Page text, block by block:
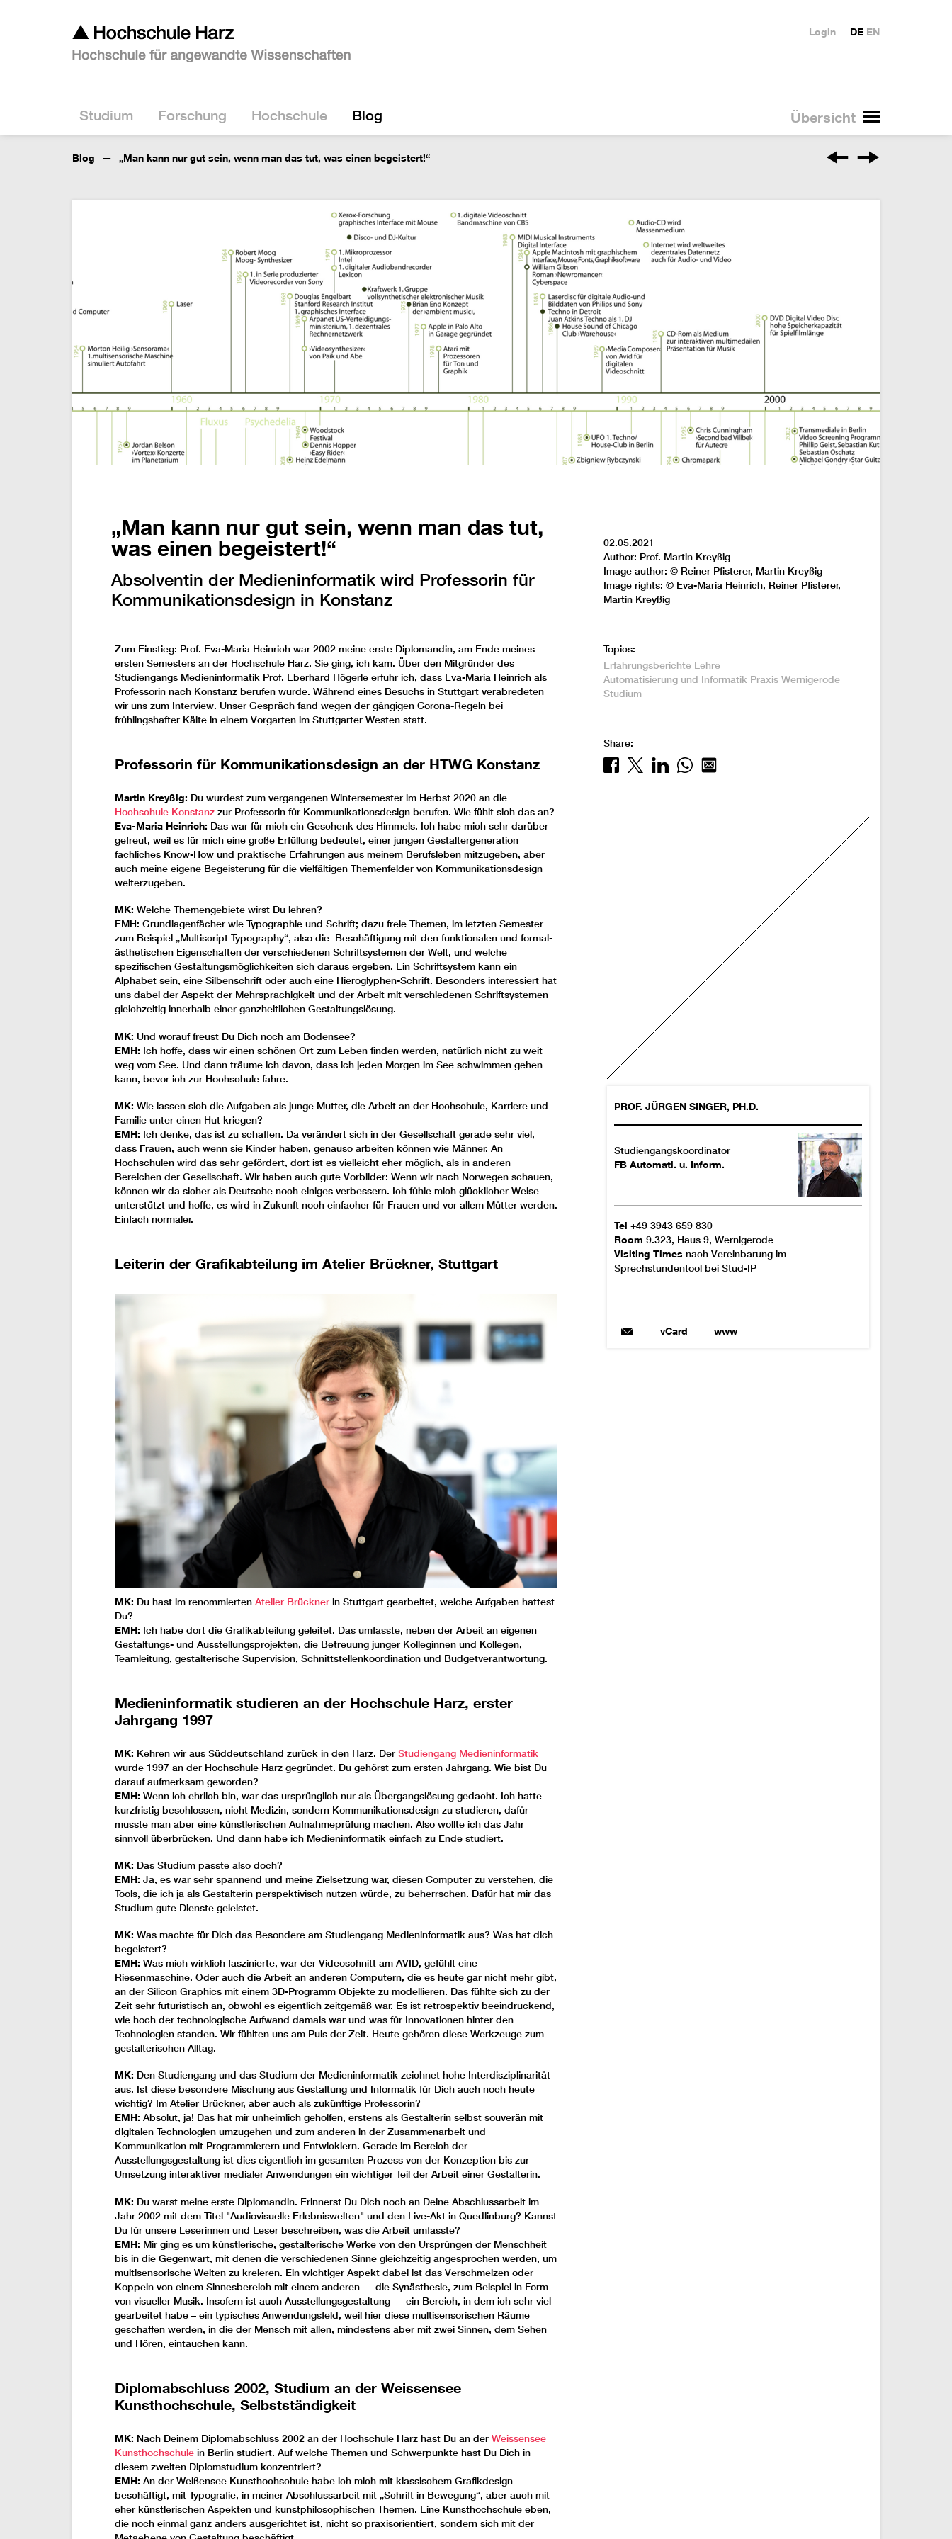
Übersicht
Studium Forschung Hochschule Blog
DE EN
Login
Blog „Man kann nur gut sein, wenn man das tut, was einen begeistert!“
„Man kann nur gut sein, wenn man das tut,
was einen begeistert!“
Absolventin der Medieninformatik wird Professorin für
Kommunikationsdesign in Konstanz
Zum Einstieg: Prof. Eva-Maria Heinrich war 2002 meine erste Diplomandin, am Ende meines
ersten Semesters an der Hochschule Harz. Sie ging, ich kam. Über den Mitgründer des
Studiengangs Medieninformatik Prof. Eberhard Högerle erfuhr ich, dass Eva-Maria Heinrich als
Professorin nach Konstanz berufen wurde. Während eines Besuchs in Stuttgart verabredeten
wir uns zum Interview. Unser Gespräch fand wegen der gängigen Corona-Regeln bei
frühlingshafter Kälte in einem Vorgarten im Stuttgarter Westen statt.
Professorin für Kommunikationsdesign an der HTWG Konstanz
Martin Kreyßig: Du wurdest zum vergangenen Wintersemester im Herbst 2020 an die
Hochschule Konstanz zur Professorin für Kommunikationsdesign berufen. Wie fühlt sich das an?
Eva-Maria Heinrich: Das war für mich ein Geschenk des Himmels. Ich habe mich sehr darüber
gefreut, weil es für mich eine große Erfüllung bedeutet, einer jungen Gestaltergeneration
fachliches Know-How und praktische Erfahrungen aus meinem Berufsleben mitzugeben, aber
auch meine eigene Begeisterung für die vielfältigen Themenfelder von Kommunikationsdesign
weiterzugeben.
MK: Welche Themengebiete wirst Du lehren?
EMH: Grundlagenfächer wie Typographie und Schrift; dazu freie Themen, im letzten Semester
zum Beispiel „Multiscript Typography“, also die Beschäftigung mit den funktionalen und formal-
ästhetischen Eigenschaften der verschiedenen Schriftsystemen der Welt, und welche
spezifischen Gestaltungsmöglichkeiten sich daraus ergeben. Ein Schriftsystem kann ein
Alphabet sein, eine Silbenschrift oder auch eine Hieroglyphen-Schrift. Besonders interessiert hat
uns dabei der Aspekt der Mehrsprachigkeit und der Arbeit mit verschiedenen Schriftsystemen
gleichzeitig innerhalb einer ganzheitlichen Gestaltungslösung.
MK: Und worauf freust Du Dich noch am Bodensee?
EMH: Ich hoffe, dass wir einen schönen Ort zum Leben finden werden, natürlich nicht zu weit
weg vom See. Und dann träume ich davon, dass ich jeden Morgen im See schwimmen gehen
kann, bevor ich zur Hochschule fahre.
MK: Wie lassen sich die Aufgaben als junge Mutter, die Arbeit an der Hochschule, Karriere und
Familie unter einen Hut kriegen?
EMH: Ich denke, das ist zu schaffen. Da verändert sich in der Gesellschaft gerade sehr viel,
dass Frauen, auch wenn sie Kinder haben, genauso arbeiten können wie Männer. An
Hochschulen wird das sehr gefördert, dort ist es vielleicht eher möglich, als in anderen
Bereichen der Gesellschaft. Wir haben auch gute Vorbilder: Wenn wir nach Norwegen schauen,
können wir da sicher als Deutsche noch einiges verbessern. Ich fühle mich glücklicher Weise
unterstützt und hoffe, es wird in Zukunft noch einfacher für Frauen und vor allem Mütter werden.
Einfach normaler.
Leiterin der Grafikabteilung im Atelier Brückner, Stuttgart
MK: Du hast im renommierten Atelier Brückner in Stuttgart gearbeitet, welche Aufgaben hattest
Du?
EMH: Ich habe dort die Grafikabteilung geleitet. Das umfasste, neben der Arbeit an eigenen
Gestaltungs- und Ausstellungsprojekten, die Betreuung junger Kolleginnen und Kollegen,
Teamleitung, gestalterische Supervision, Schnittstellenkoordination und Budgetverantwortung.
Medieninformatik studieren an der Hochschule Harz, erster
Jahrgang 1997
MK: Kehren wir aus Süddeutschland zurück in den Harz. Der Studiengang Medieninformatik
wurde 1997 an der Hochschule Harz gegründet. Du gehörst zum ersten Jahrgang. Wie bist Du
darauf aufmerksam geworden?
EMH: Wenn ich ehrlich bin, war das ursprünglich nur als Übergangslösung gedacht. Ich hatte
kurzfristig beschlossen, nicht Medizin, sondern Kommunikationsdesign zu studieren, dafür
musste man aber eine künstlerischen Aufnahmeprüfung machen. Also wollte ich das Jahr
sinnvoll überbrücken. Und dann habe ich Medieninformatik einfach zu Ende studiert.
MK: Das Studium passte also doch?
EMH: Ja, es war sehr spannend und meine Zielsetzung war, diesen Computer zu verstehen, die
Tools, die ich ja als Gestalterin perspektivisch nutzen würde, zu beherrschen. Dafür hat mir das
Studium gute Dienste geleistet.
MK: Was machte für Dich das Besondere am Studiengang Medieninformatik aus? Was hat dich
begeistert?
EMH: Was mich wirklich faszinierte, war der Videoschnitt am AVID, gefühlt eine
Riesenmaschine. Oder auch die Arbeit an anderen Computern, die es heute gar nicht mehr gibt,
an der Silicon Graphics mit einem 3D-Programm Objekte zu modellieren. Das fühlte sich zu der
Zeit sehr futuristisch an, obwohl es eigentlich zeitgemäß war. Es ist retrospektiv beeindruckend,
wie hoch der technologische Aufwand damals war und was für Innovationen hinter den
Technologien standen. Wir fühlten uns am Puls der Zeit. Heute gehören diese Werkzeuge zum
gestalterischen Alltag.
MK: Den Studiengang und das Studium der Medieninformatik zeichnet hohe Interdisziplinarität
aus. Ist diese besondere Mischung aus Gestaltung und Informatik für Dich auch noch heute
wichtig? Im Atelier Brückner, aber auch als zukünftige Professorin?
EMH: Absolut, ja! Das hat mir unheimlich geholfen, erstens als Gestalterin selbst souverän mit
digitalen Technologien umzugehen und zum anderen in der Zusammenarbeit und
Kommunikation mit Programmierern und Entwicklern. Gerade im Bereich der
Ausstellungsgestaltung ist dies eigentlich im gesamten Prozess von der Konzeption bis zur
Umsetzung interaktiver medialer Anwendungen ein wichtiger Teil der Arbeit einer Gestalterin.
MK: Du warst meine erste Diplomandin. Erinnerst Du Dich noch an Deine Abschlussarbeit im
Jahr 2002 mit dem Titel "Audiovisuelle Erlebniswelten" und den Live-Akt in Quedlinburg? Kannst
Du für unsere Leserinnen und Leser beschreiben, was die Arbeit umfasste?
EMH: Mir ging es um künstlerische, gestalterische Werke von den Ursprüngen der Menschheit
bis in die Gegenwart, mit denen die verschiedenen Sinne gleichzeitig angesprochen werden, um
multisensorische Welten zu kreieren. Ein wichtiger Aspekt dabei ist das Verschmelzen oder
Koppeln von einem Sinnesbereich mit einem anderen — die Synästhesie, zum Beispiel in Form
von visueller Musik. Insofern ist auch Ausstellungsgestaltung — ein Bereich, in dem ich sehr viel
gearbeitet habe – ein typisches Anwendungsfeld, weil hier diese multisensorischen Räume
geschaffen werden, in die der Mensch mit allen, mindestens aber mit zwei Sinnen, dem Sehen
und Hören, eintauchen kann.
Diplomabschluss 2002, Studium an der Weissensee
Kunsthochschule, Selbstständigkeit
MK: Nach Deinem Diplomabschluss 2002 an der Hochschule Harz hast Du an der Weissensee
Kunsthochschule in Berlin studiert. Auf welche Themen und Schwerpunkte hast Du Dich in
diesem zweiten Diplomstudium konzentriert?
EMH: An der Weißensee Kunsthochschule habe ich mich mit klassischem Grafikdesign
beschäftigt, mit Typografie, in meiner Abschlussarbeit mit „Schrift in Bewegung“, aber auch mit
eher künstlerischen Aspekten und kunstphilosophischen Themen. Eine Kunsthochschule eben,
die noch einmal ganz anders ausgerichtet ist, nicht so praxisorientiert, sondern sich mit der
02.05.2021
Author: Prof. Martin Kreyßig
Image author: © Reiner Pfisterer, Martin Kreyßig
Image rights: © Eva-Maria Heinrich, Reiner Pfisterer,
Martin Kreyßig
Topics:
Erfahrungsberichte Lehre
Automatisierung und Informatik Praxis Wernigerode
Studium
Share:
PROF. JÜRGEN SINGER, PH.D.
Studiengangskoordinator
FB Automati. u. Inform.
Tel+49 3943 659 830
Room9.323, Haus 9, Wernigerode
Visiting Timesnach Vereinbarung im
Sprechstundentool bei Stud-IP
vCard www